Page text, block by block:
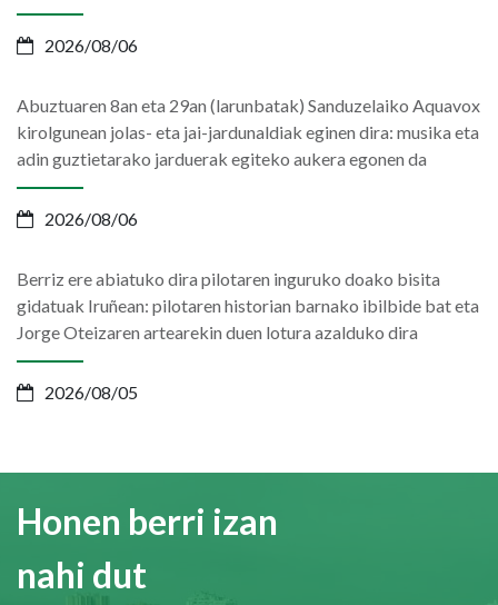
2026/08/06
Abuztuaren 8an eta 29an (larunbatak) Sanduzelaiko Aquavox
kirolgunean jolas- eta jai-jardunaldiak eginen dira: musika eta
adin guztietarako jarduerak egiteko aukera egonen da
2026/08/06
Berriz ere abiatuko dira pilotaren inguruko doako bisita
gidatuak Iruñean: pilotaren historian barnako ibilbide bat eta
Jorge Oteizaren artearekin duen lotura azalduko dira
2026/08/05
Honen berri izan
nahi dut